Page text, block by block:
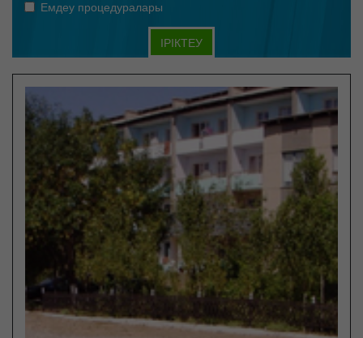
Емдеу процедуралары
ІРІКТЕУ